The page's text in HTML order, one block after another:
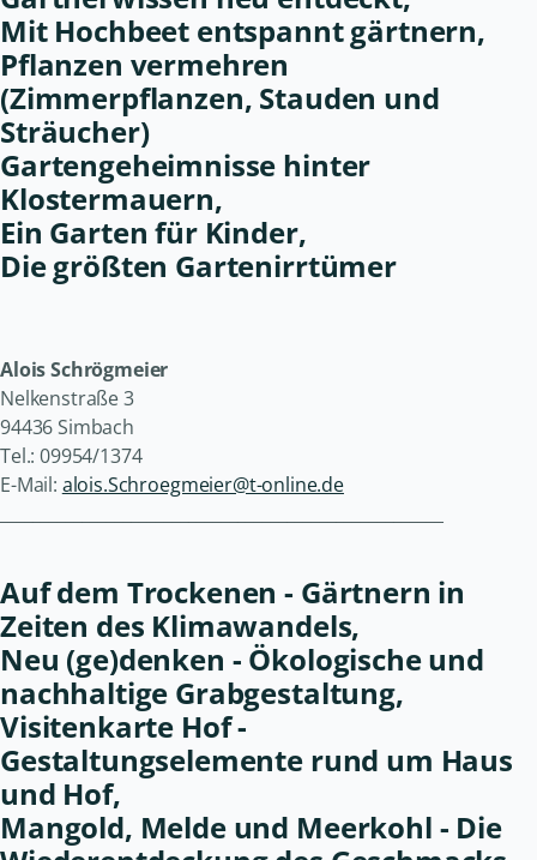
Mit Hochbeet entspannt gärtnern,
Pflanzen vermehren
(Zimmerpflanzen, Stauden und
Sträucher)
Gartengeheimnisse hinter
Klostermauern,
Ein Garten für Kinder,
Die größten Gartenirrtümer
Alois Schrögmeier
Nelkenstraße 3
94436 Simbach
Tel.: 09954/1374
E-Mail: alois.Schroegmeier@t-online.de
Auf dem Trockenen - Gärtnern in
Zeiten des Klimawandels,
Neu (ge)denken - Ökologische und
nachhaltige Grabgestaltung,
Visitenkarte Hof -
Gestaltungselemente rund um Haus
und Hof,
Mangold, Melde und Meerkohl - Die